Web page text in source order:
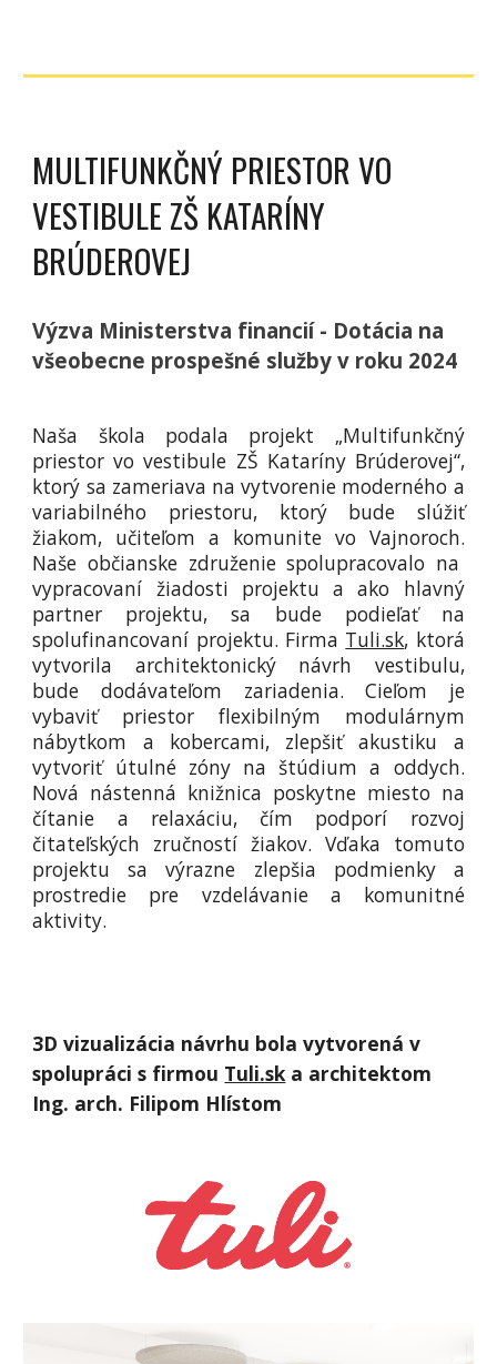
MULTIFUNKČNÝ PRIESTOR VO
VESTIBULE ZŠ KATARÍNY
BRÚDEROVEJ
Výzva Ministerstva financií - Dotácia na
všeobecne prospešné služby v roku 2024
Naša škola podala projekt „Multifunkčný
priestor vo vestibule ZŠ Kataríny Brúderovej“,
ktorý sa zameriava na vytvorenie moderného a
variabilného priestoru, ktorý bude slúžiť
žiakom, učiteľom a komunite vo Vajnoroch.
Naše občianske združenie spolupracovalo na
vypracovaní žiadosti projektu a ako hlavný
partner projektu, sa bude podieľať na
spolufinancovaní projektu. Firma Tuli.sk, ktorá
vytvorila architektonický návrh vestibulu,
bude dodávateľom zariadenia. Cieľom je
vybaviť priestor flexibilným modulárnym
nábytkom a kobercami, zlepšiť akustiku a
vytvoriť útulné zóny na štúdium a oddych.
Nová nástenná knižnica poskytne miesto na
čítanie a relaxáciu, čím podporí rozvoj
čitateľských zručností žiakov. Vďaka tomuto
projektu sa výrazne zlepšia podmienky a
prostredie pre vzdelávanie a komunitné
aktivity.
3D vizualizácia návrhu bola vytvorená v
spolupráci s firmou Tuli.ska architektom
Ing. arch. Filipom Hlístom